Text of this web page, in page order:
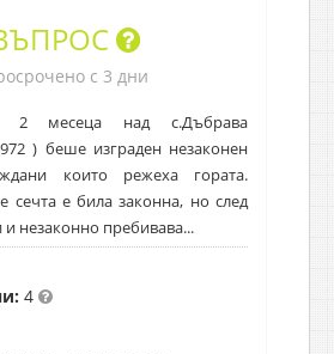
с 3 дни
2 месеца над с.Дъбрава
) беше изграден незаконен
които режеха гората.
сечта е била законна, но след
незаконно пребивава...
4